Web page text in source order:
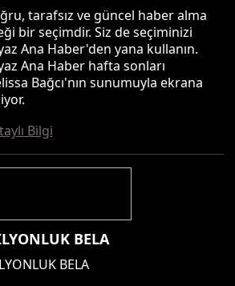
tarafsız ve güncel haber alma
bir seçimdir. Siz de seçiminizi
Ana Haber'den yana kullanın.
Ana Haber hafta sonları
Bağcı'nın sunumuyla ekrana
Bilgi
BELA
BELA